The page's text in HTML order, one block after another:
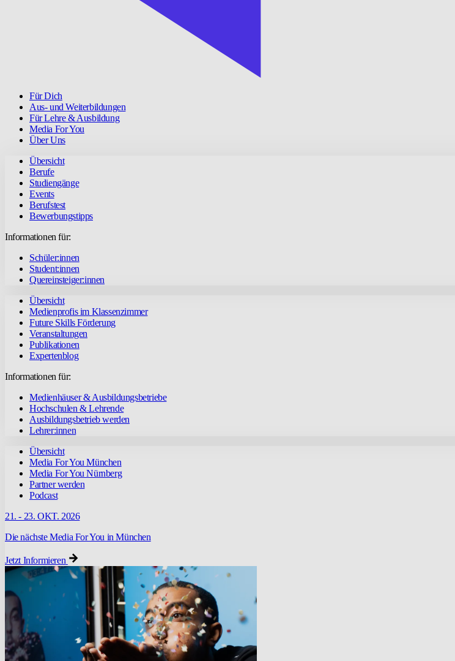
Für Dich
Aus- und Weiterbildungen
Für Lehre & Ausbildung
Media For You
Über Uns
Übersicht
Berufe
Studiengänge
Events
Berufstest
Bewerbungstipps
Informationen für:
Schüler:innen
Student:innen
Quereinsteiger:innen
Übersicht
Medienprofis im Klassenzimmer
Future Skills Förderung
Veranstaltungen
Publikationen
Expertenblog
Informationen für:
Medienhäuser & Ausbildungsbetriebe
Hochschulen & Lehrende
Ausbildungsbetrieb werden
Lehrer:innen
Übersicht
Media For You München
Media For You Nürnberg
Partner werden
Podcast
21. - 23. OKT. 2026
Die nächste Media For You in München
Jetzt Informieren